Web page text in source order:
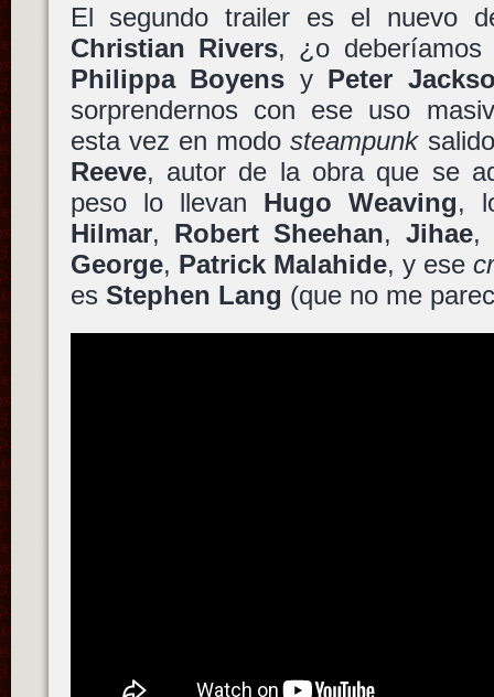
El segundo trailer es el nuevo
Christian Rivers, ¿o
Philippa Boyens y Peter
sorprendernos con ese uso
esta vez en modosteampunk
Reeve, autor de la obra que se
peso lo llevan Hugo Weaving,
Hilmar, Robert Sheehan, Jihae,
George, Patrick Malahide, y ese
es Stephen Lang (que no me